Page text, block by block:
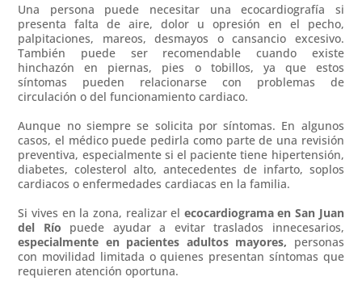
Una persona puede necesitar una ecocardiografía si
presenta falta de aire, dolor u opresión en el pecho,
palpitaciones, mareos, desmayos o cansancio excesivo.
También puede ser recomendable cuando existe
hinchazón en piernas, pies o tobillos, ya que estos
síntomas pueden relacionarse con problemas de
circulación o del funcionamiento cardiaco.
Aunque no siempre se solicita por síntomas. En algunos
casos, el médico puede pedirla como parte de una revisión
preventiva, especialmente si el paciente tiene hipertensión,
diabetes, colesterol alto, antecedentes de infarto, soplos
cardiacos o enfermedades cardiacas en la familia.
Si vives en la zona, realizar el ecocardiograma en San Juan
del Río puede ayudar a evitar traslados innecesarios,
especialmente en pacientes adultos mayores, personas
con movilidad limitada o quienes presentan síntomas que
requieren atención oportuna.